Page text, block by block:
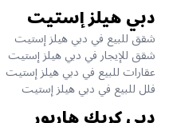
دبي هيلز إستيت
شقق للبيع في دبي هيلز إستيت
شقق للإيجار في دبي هيلز إستيت
عقارات للبيع في دبي هيلز إستيت
فلل للبيع في دبي هيلز إستيت